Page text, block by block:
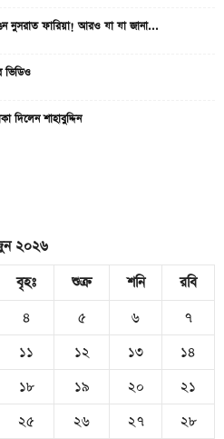
নুসরাত ফারিয়া! আরও যা যা জানা...
ভিডিও
দিলেন শাহাবুদ্দিন
২০২৬
বৃহঃ শুক্র শনি
রবি
৪ ৫ ৬
৭
১১ ১২ ১৩
১৪
১৮ ১৯ ২০
২১
২৫ ২৬ ২৭ ২৮